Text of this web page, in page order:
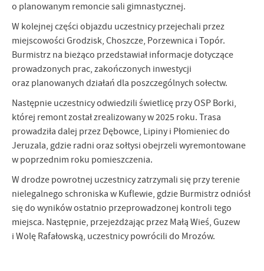
o planowanym remoncie sali gimnastycznej.
W kolejnej części objazdu uczestnicy przejechali przez
miejscowości Grodzisk, Choszcze, Porzewnica i Topór.
Burmistrz na bieżąco przedstawiał informacje dotyczące
prowadzonych prac, zakończonych inwestycji
oraz planowanych działań dla poszczególnych sołectw.
Następnie uczestnicy odwiedzili świetlicę przy OSP Borki,
której remont został zrealizowany w 2025 roku. Trasa
prowadziła dalej przez Dębowce, Lipiny i Płomieniec do
Jeruzala, gdzie radni oraz sołtysi obejrzeli wyremontowane
w poprzednim roku pomieszczenia.
W drodze powrotnej uczestnicy zatrzymali się przy terenie
nielegalnego schroniska w Kuflewie, gdzie Burmistrz odniósł
się do wyników ostatnio przeprowadzonej kontroli tego
miejsca. Następnie, przejeżdżając przez Małą Wieś, Guzew
i Wolę Rafałowską, uczestnicy powrócili do Mrozów.